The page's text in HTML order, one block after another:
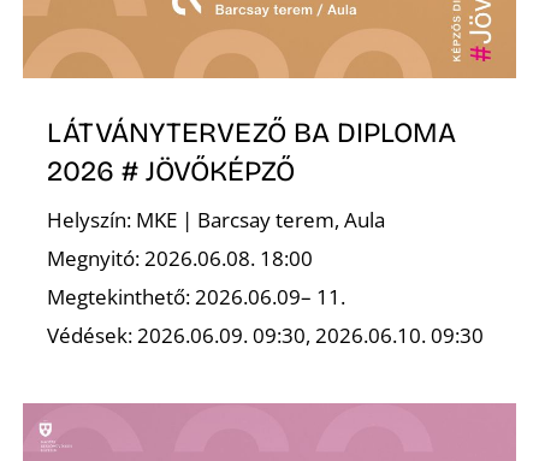
LÁTVÁNYTERVEZŐ BA DIPLOMA
2026 # JÖVŐKÉPZŐ
Helyszín: MKE | Barcsay terem, Aula
Megnyitó: 2026.06.08. 18:00
Megtekinthető: 2026.06.09– 11.
Védések: 2026.06.09. 09:30, 2026.06.10. 09:30